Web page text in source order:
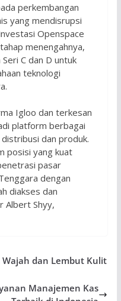
perkembangan
yang mendisrupsi
Openspace
menengahnya,
C dan D untuk
teknologi
Igloo dan terkesan
platform berbagai
dan produk.
posisi yang kuat
pasar
dengan
diakses dan
Albert Shyy,
dan Lembut Kulit
Manajemen Kas